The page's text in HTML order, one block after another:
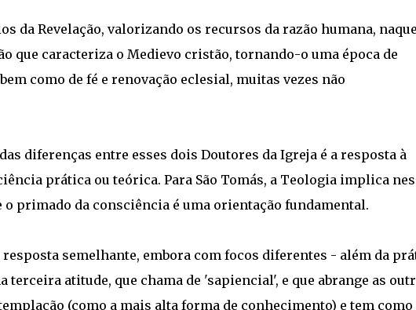
da Revelação, valorizando os recursos da razão humana,
que caracteriza o Medievo cristão, tornando-o uma época de
como de fé e renovação eclesial, muitas vezes não
diferenças entre esses dois Doutores da Igreja é a resposta à
prática ou teórica. Para São Tomás, a Teologia implica
o primado da consciência é uma orientação fundamental.
resposta semelhante, embora com focos diferentes - além da
terceira atitude, que chama de 'sapiencial', e que abrange as
(como a mais alta forma de conhecimento) e tem como